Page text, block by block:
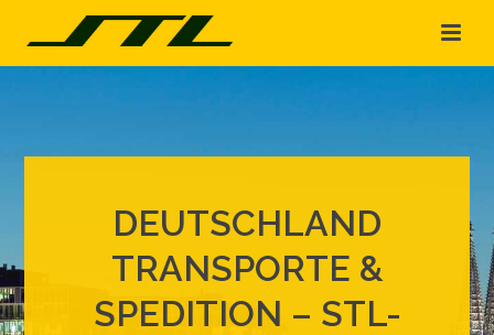
DEUTSCHLAND
TRANSPORTE &
SPEDITION – STL-